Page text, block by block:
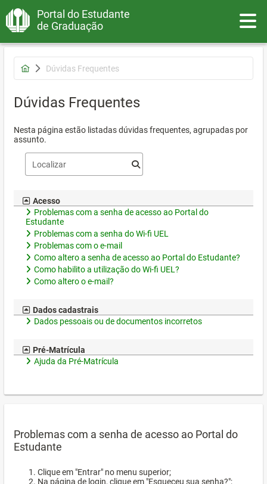
Portal do Estudante
de Graduação
Dúvidas Frequentes
Dúvidas Frequentes
Nesta página estão listadas dúvidas frequentes, agrupadas por
assunto.
Acesso
Problemas com a senha de acesso ao Portal do
Estudante
Problemas com a senha do Wi-fi UEL
Problemas com o e-mail
Como altero a senha de acesso ao Portal do Estudante?
Como habilito a utilização do Wi-fi UEL?
Como altero o e-mail?
Dados cadastrais
Dados pessoais ou de documentos incorretos
Pré-Matrícula
Ajuda da Pré-Matrícula
Problemas com a senha de acesso ao Portal do
Estudante
Clique em "Entrar" no menu superior;
Na página de login, clique em "Esqueceu sua senha?";